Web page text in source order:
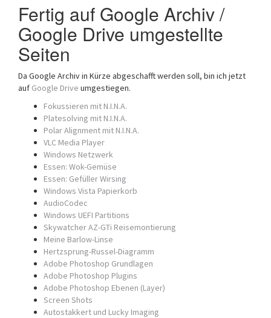
Fertig auf Google Archiv /
Google Drive umgestellte
Seiten
Da Google Archiv in Kürze abgeschafft werden soll, bin ich jetzt
auf Google Drive umgestiegen.
Fokussieren mit N.I.N.A.
Platesolving mit N.I.N.A.
Polar Alignment mit N.I.N.A.
VLC Media Player
Windows Netzwerk
Essen: Wok-Gemüse
Essen: Gefüller Wirsing
Windows Vista Papierkorb
AudioCodec
Windows UEFI Partitions
Skywatcher AZ-GTi Reisemontierung
Meine Barlow-Linse
Hertzsprung-Russel-Diagramm
Adobe Photoshop Grundlagen
Adobe Photoshop Plugins
Adobe Photoshop Ebenen (Layer)
Screen Shots
Autostakkert und Lucky Imaging